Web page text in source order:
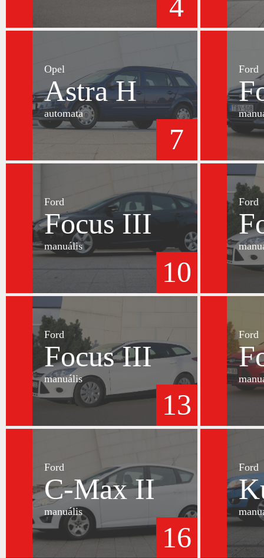
Opel
Astra H
automata
7
Ford
Ford
Focus III
manuális
10
Ford
Ford
Focus III
manuális
13
Ford
Ford
C-Max II
manuális
16
Ford